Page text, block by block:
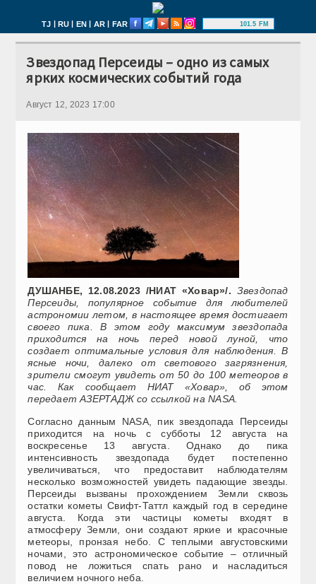
TJ | RU | EN | AR | FAR 101.5 FM
Звездопад Персеиды – одно из самых
ярких космических событий года
Август 12, 2023 17:00
ДУШАНБЕ, 12.08.2023 /НИАТ «Ховар»/. Звездопад
Персеиды, популярное событие для любителей
астрономии летом, в настоящее время достигает
своего пика. В этом году максимум звездопада
приходится на ночь перед новой луной, что
создает оптимальные условия для наблюдения. В
ясные ночи, далеко от светового загрязнения,
зрители смогут увидеть от 50 до 100 метеоров в
час. Как сообщает НИАТ «Ховар», об этом
передает АЗЕРТАДЖ со ссылкой на NASA.
Согласно данным NASA, пик звездопада Персеиды
приходится на ночь с субботы 12 августа на
воскресенье 13 августа. Однако до пика
интенсивность звездопада будет постепенно
увеличиваться, что предоставит наблюдателям
несколько возможностей увидеть падающие звезды.
Персеиды вызваны прохождением Земли сквозь
остатки кометы Свифт-Таттл каждый год в середине
августа. Когда эти частицы кометы входят в
атмосферу Земли, они создают яркие и красочные
метеоры, пронзая небо. С теплыми августовскими
ночами, это астрономическое событие – отличный
повод не ложиться спать рано и насладиться
величием ночного неба.